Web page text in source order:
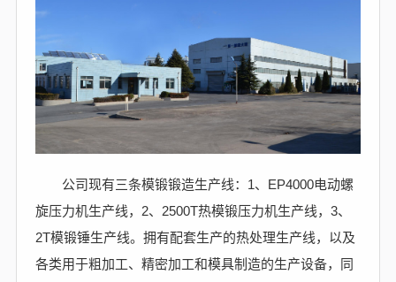
公司现有三条模锻锻造生产线：1、EP4000电动螺
旋压力机生产线，2、2500T热模锻压力机生产线，3、
2T模锻锤生产线。拥有配套生产的热处理生产线，以及
各类用于粗加工、精密加工和模具制造的生产设备，同